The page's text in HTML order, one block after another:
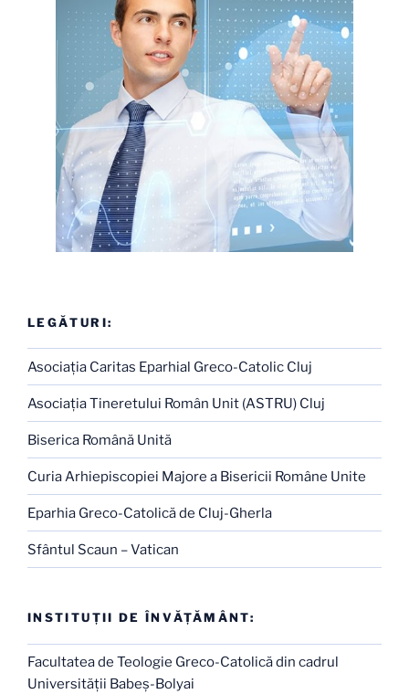
LEGĂTURI:
Asociaţia Caritas Eparhial Greco-Catolic Cluj
Asociaţia Tineretului Român Unit (ASTRU) Cluj
Biserica Română Unită
Curia Arhiepiscopiei Majore a Bisericii Române Unite
Eparhia Greco-Catolică de Cluj-Gherla
Sfântul Scaun – Vatican
INSTITUŢII DE ÎNVĂŢĂMÂNT:
Facultatea de Teologie Greco-Catolică din cadrul
Universităţii Babeş-Bolyai